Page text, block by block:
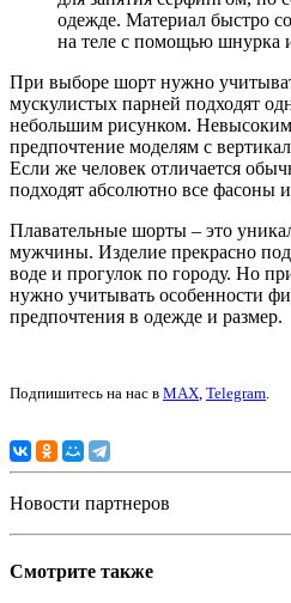
одежде. Материал быстро
на теле с помощью шнурка
При выборе шорт нужно
мускулистых парней подходят
небольшим рисунком.
предпочтение моделям с
Если же человек отличается
подходят абсолютно все фасоны
Плавательные шорты – это
мужчины. Изделие прекрасно
воде и прогулок по городу. Но
нужно учитывать особенности
предпочтения в одежде и размер.
Подпишитесь на нас в MAX Telegram
Новости партнеров
Смотрите также